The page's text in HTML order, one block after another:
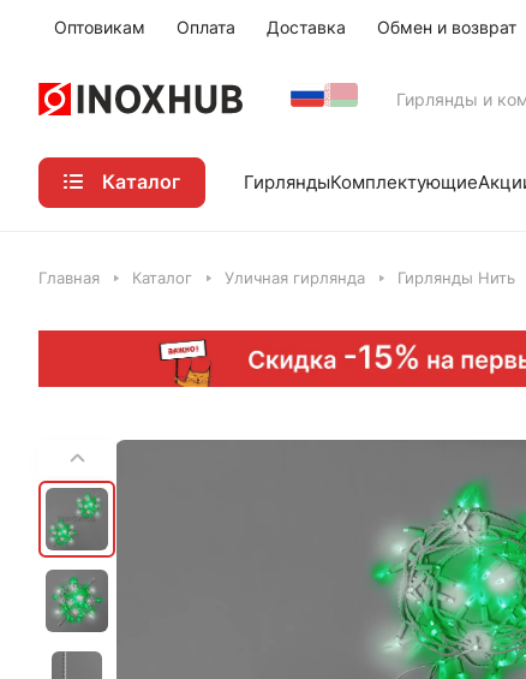
Оптовикам Оплата Доставка Обмен и возврат
Гирлянды и
Каталог ГирляндыКомплектующие
Главная Каталог Уличная гирлянда Гирлянды Нить